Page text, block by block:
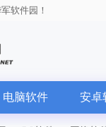
软件园！
电脑软件 安卓